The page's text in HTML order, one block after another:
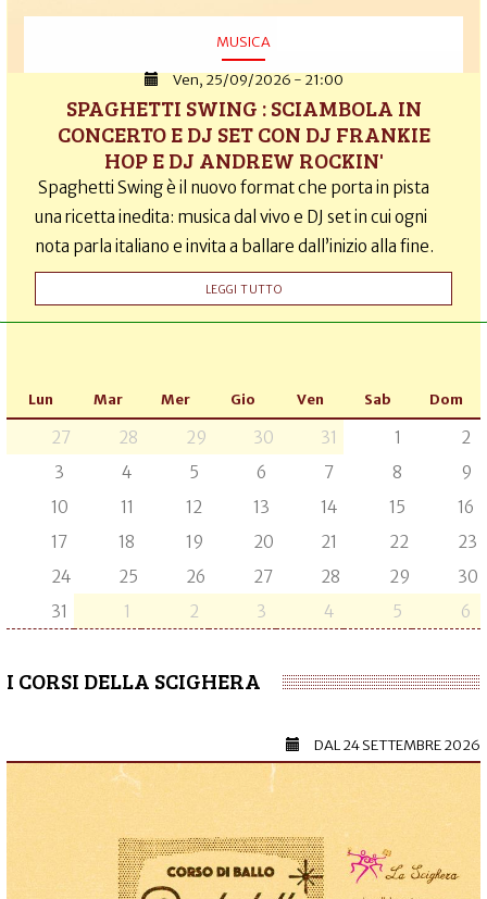
MUSICA
Ven, 25/09/2026 - 21:00
SPAGHETTI SWING : SCIAMBOLA IN
CONCERTO E DJ SET CON DJ FRANKIE
HOP E DJ ANDREW ROCKIN'
Spaghetti Swing è il nuovo format che porta in pista
una ricetta inedita: musica dal vivo e DJ set in cui ogni
nota parla italiano e invita a ballare dall’inizio alla fine.
LEGGI TUTTO
Lun Mar Mer Gio Ven Sab Dom
27 28 29 30 31 1
2
3
4 5 6 7 8
9
10
11 12 13 14 15
16
17
18 19 20 21 22
23
24
25 26 27 28 29
30
31
1 2 3 4 5 6
I CORSI DELLA SCIGHERA
DAL24 SETTEMBRE 2026